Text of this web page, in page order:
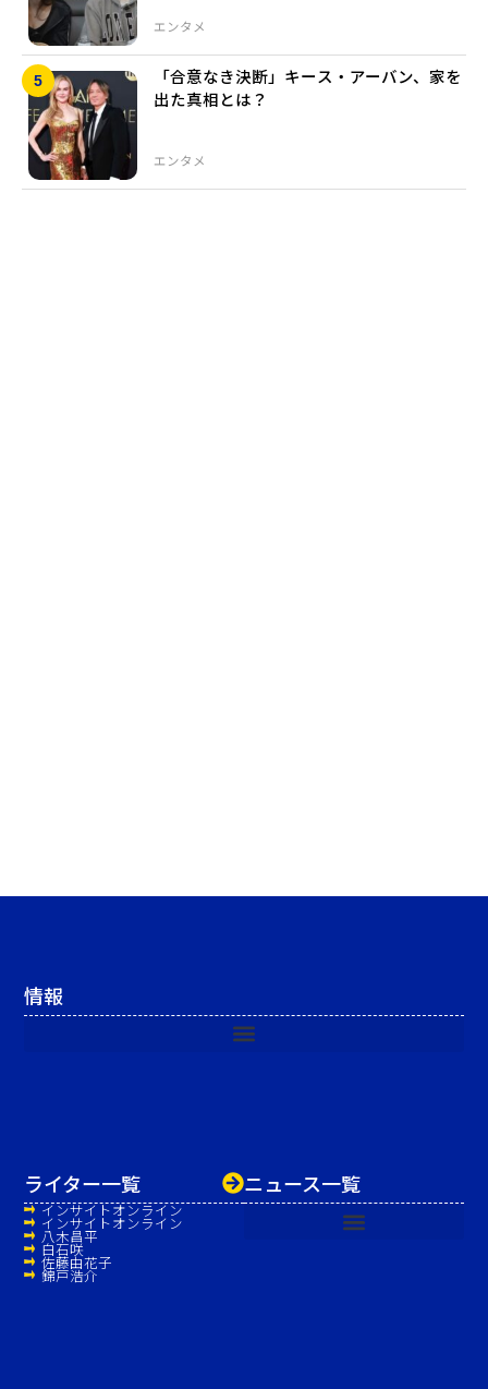
エンタメ
エンタメ
「合意なき決断」キース・アーバン、家を
出た真相とは？
ニュース一覧
ライター一覧
インサイトオンライン
インサイトオンライン
八木昌平
白石咲
佐藤由花子
錦戸浩介
情報